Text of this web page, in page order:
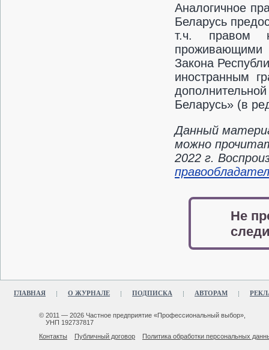
Аналогичное
Беларусь
т.ч. правом
проживающими
Закона
иностранным
Беларусь» (в
Данный
можно
2022 г.
Не
ГЛАВНАЯ О ЖУРНАЛЕ ПОДПИСКА АВТОРАМ
© 2011 — 2026 Частное предприятие «Профессиональный выбор»,
УНП 192737817
Контакты
Публичный договор Политика обработки персональных